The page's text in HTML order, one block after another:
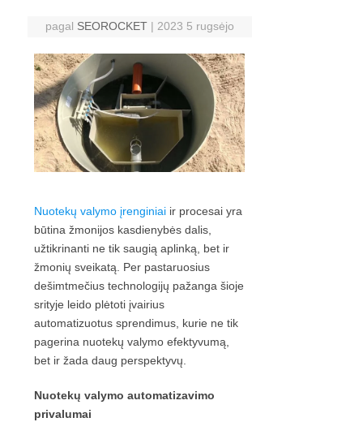
pagal SEOROCKET | 2023 5 rugsėjo
Nuotekų valymo įrenginiai ir procesai yra
būtina žmonijos kasdienybės dalis,
užtikrinanti ne tik saugią aplinką, bet ir
žmonių sveikatą. Per pastaruosius
dešimtmečius technologijų pažanga šioje
srityje leido plėtoti įvairius
automatizuotus sprendimus, kurie ne tik
pagerina nuotekų valymo efektyvumą,
bet ir žada daug perspektyvų.
Nuotekų valymo automatizavimo
privalumai